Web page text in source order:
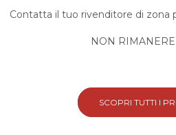
Contatta il tuo rivenditore di zona
NON
SCOPRI TUTTI I